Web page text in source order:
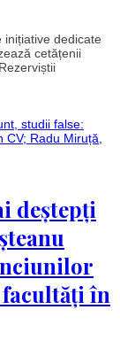
dedicate
cetățenii
deștepți
în